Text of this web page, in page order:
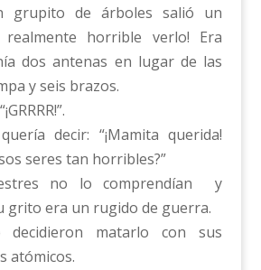
grupito de árboles salió un
realmente horrible verlo! Era
dos antenas en lugar de las
y seis brazos.
decir: “¡Mamita querida!
seres tan horribles?”
no lo comprendían y
grito era un rugido de guerra.
decidieron matarlo con sus
atómicos.